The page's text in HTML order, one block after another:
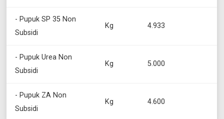
- Pupuk SP 35 Non
Subsidi
Kg 4.933
- Pupuk Urea Non
Subsidi
Kg 5.000
- Pupuk ZA Non
Subsidi
Kg 4.600